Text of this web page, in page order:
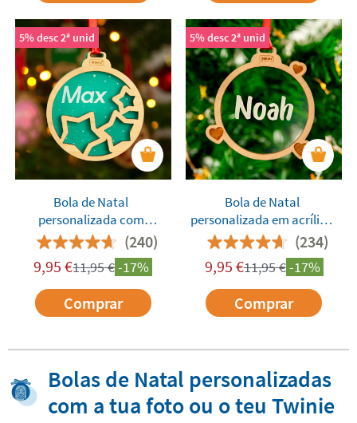
5% desc 2ª unid
Bola de Natal
personalizada com
moldura decorativa
(240)
9,95 €11,95€-17%
Comprar
5% desc 2ª unid
Bola de Natal
personalizada em acrílico
com moldura(234)
9,95 €11,95€-17%
Comprar
Bolas de Natal personalizadas
com a tua foto ou o teu Twinie